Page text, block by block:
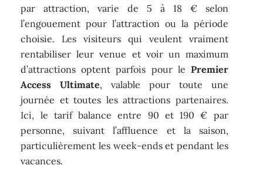
par attraction, varie de 5 à 18 € selon
l’engouement pour l’attraction ou la période
choisie. Les visiteurs qui veulent vraiment
rentabiliser leur venue et voir un maximum
d’attractions optent parfois pour le Premier
Access Ultimate, valable pour toute une
journée et toutes les attractions partenaires.
Ici, le tarif balance entre 90 et 190 € par
personne, suivant l’affluence et la saison,
particulièrement les week-ends et pendant les
vacances.